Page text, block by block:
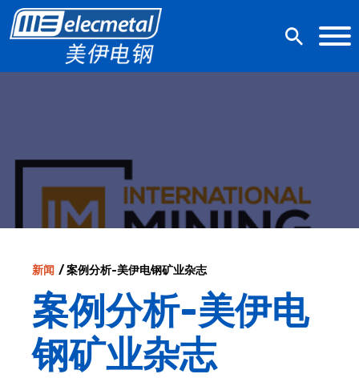
新闻 / 案例分析-美伊电钢矿业杂志
案例分析-美伊电
钢矿业杂志